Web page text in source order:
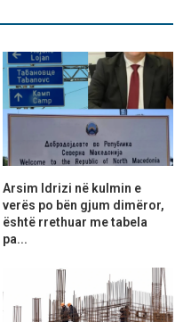
Arsim Idrizi në kulmin e
verës po bën gjum dimëror,
është rrethuar me tabela
pa...